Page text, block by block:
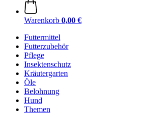
Warenkorb 0,00 €
Futtermittel
Futterzubehör
Pflege
Insektenschutz
Kräutergarten
Öle
Belohnung
Hund
Themen